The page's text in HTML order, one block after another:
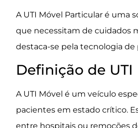
A UTI Móvel Particular é uma
que necessitam de cuidados
destaca-se pela tecnologia
Definição de UTI
A UTI Móvel é um veículo
pacientes em estado crítico.
entre hospitais ou remoções